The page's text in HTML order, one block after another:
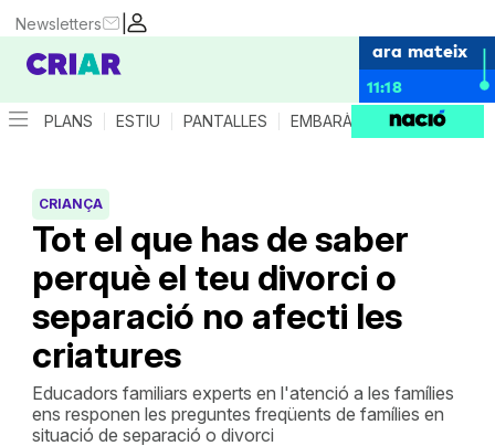
|
Newsletters
ara mateix
11:18
PLANS ESTIU PANTALLES EMBARÀS CRIANÇA
Tot el que has de saber
perquè el teu divorci o
separació no afecti les
criatures
CRIANÇA
Educadors familiars experts en l'atenció a les famílies
ens responen les preguntes freqüents de famílies en
situació de separació o divorci